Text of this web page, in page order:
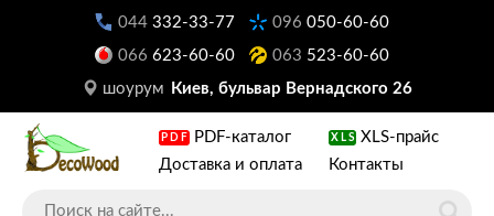
044 332-33-77 096 050-60-60
066 623-60-60 063 523-60-60
шоурум
Киев, бульвар Вернадского 26
PDF PDF-каталог XLS XLS-прайс
Доставка и оплата
Контакты